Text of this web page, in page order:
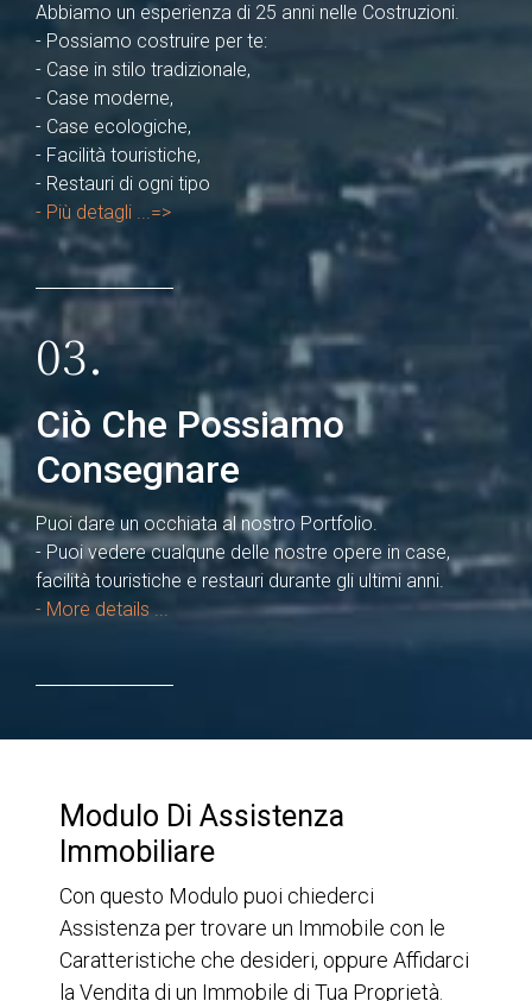
Abbiamo un esperienza di 25 anni nelle Costruzioni.
- Possiamo costruire per te:
- Case in stilo tradizionale,
- Case moderne,
- Case ecologiche,
- Facilità touristiche,
- Restauri di ogni tipo
- Più detagli ...=>
03.
Ciò Che Possiamo
Consegnare
Puoi dare un occhiata al nostro Portfolio.
- Puoi vedere cualqune delle nostre opere in case,
facilità touristiche e restauri durante gli ultimi anni.
- More details ...
Modulo Di Assistenza
Immobiliare
Con questo Modulo puoi chiederci
Assistenza per trovare un Immobile con le
Caratteristiche che desideri, oppure Affidarci
la Vendita di un Immobile di Tua Proprietà.